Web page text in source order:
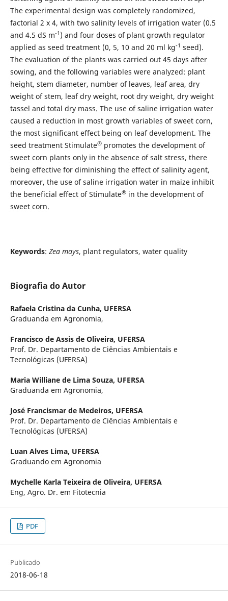
The experimental design was completely randomized,
factorial 2 x 4, with two salinity levels of irrigation water (0.5
and 4.5 dS m-1 ) and four doses of plant growth regulator
applied as seed treatment (0, 5, 10 and 20 ml kg-1 seed).
The evaluation of the plants was carried out 45 days after
sowing, and the following variables were analyzed: plant
height, stem diameter, number of leaves, leaf area, dry
weight of stem, leaf dry weight, root dry weight, dry weight
tassel and total dry mass. The use of saline irrigation water
caused a reduction in most growth variables of sweet corn,
the most significant effect being on leaf development. The
seed treatment Stimulate®promotes the development of
sweet corn plants only in the absence of salt stress, there
being effective for diminishing the effect of salinity agent,
moreover, the use of saline irrigation water in maize inhibit
the beneficial effect of Stimulate®in the development of
sweet corn.
Keywords: Zea mays, plant regulators, water quality
Biografia do Autor
Rafaela Cristina da Cunha, UFERSA
Graduanda em Agronomia,
Francisco de Assis de Oliveira, UFERSA
Prof. Dr. Departamento de Ciências Ambientais e
Tecnológicas (UFERSA)
Maria Williane de Lima Souza, UFERSA
Graduanda em Agronomia,
José Francismar de Medeiros, UFERSA
Prof. Dr. Departamento de Ciências Ambientais e
Tecnológicas (UFERSA)
Luan Alves Lima, UFERSA
Graduando em Agronomia
Mychelle Karla Teixeira de Oliveira, UFERSA
Eng, Agro. Dr. em Fitotecnia
PDF
Publicado
2018-06-18